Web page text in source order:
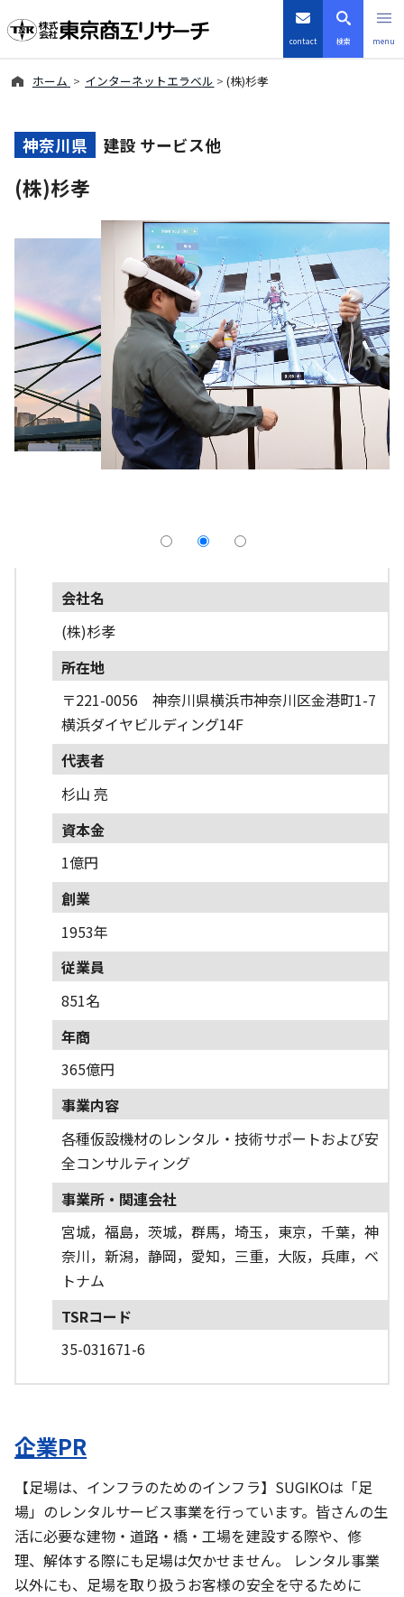
contact 検索 menu
TSRデータインサイト
優良企業サイト
会社案内
商品・サービス
導入事例
採用情報
よくあるご質問
ホーム インターネットエラベル (株)杉孝
神奈川県 建設 サービス他
(株)杉孝
会社名
(株)杉孝
所在地
〒221-0056 神奈川県横浜市神奈川区金港町1-7
横浜ダイヤビルディング14F
代表者
杉山 亮
資本金
1億円
創業
1953年
従業員
851名
年商
365億円
事業内容
各種仮設機材のレンタル・技術サポートおよび安
全コンサルティング
事業所・関連会社
宮城，福島，茨城，群馬，埼玉，東京，千葉，神
奈川，新潟，静岡，愛知，三重，大阪，兵庫，ベ
トナム
TSRコード
35-031671-6
企業PR
【足場は、インフラのためのインフラ】SUGIKOは「足
場」のレンタルサービス事業を行っています。皆さんの生
活に必要な建物・道路・橋・工場を建設する際や、修
理、解体する際にも足場は欠かせません。 レンタル事業
以外にも、足場を取り扱うお客様の安全を守るために